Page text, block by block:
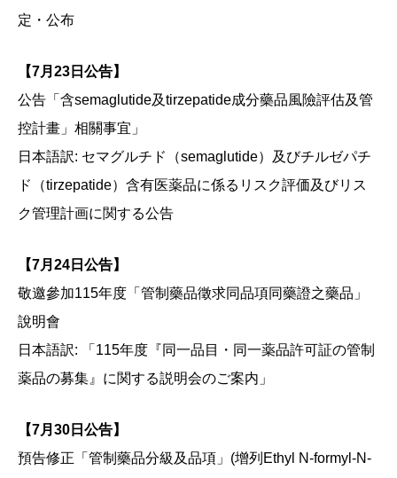
定・公布
【7月23日公告】
公告「含semaglutide及tirzepatide成分藥品風險評估及管
控計畫」相關事宜」
日本語訳: セマグルチド（semaglutide）及びチルゼパチ
ド（tirzepatide）含有医薬品に係るリスク評価及びリス
ク管理計画に関する公告
【7月24日公告】
敬邀參加115年度「管制藥品徵求同品項同藥證之藥品」
說明會
日本語訳: 「115年度『同一品目・同一薬品許可証の管制
薬品の募集』に関する説明会のご案内」
【7月30日公告】
預告修正「管制藥品分級及品項」(增列Ethyl N-formyl-N-